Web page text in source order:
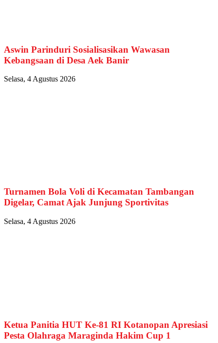
Aswin Parinduri Sosialisasikan Wawasan
Kebangsaan di Desa Aek Banir
Selasa, 4 Agustus 2026
Turnamen Bola Voli di Kecamatan Tambangan
Digelar, Camat Ajak Junjung Sportivitas
Selasa, 4 Agustus 2026
Ketua Panitia HUT Ke-81 RI Kotanopan Apresiasi
Pesta Olahraga Maraginda Hakim Cup 1